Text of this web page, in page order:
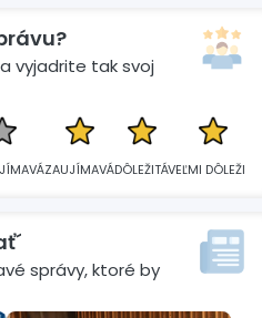
vyjadrite tak svoj
ZAUJÍMAVÁDÔLEŽITÁVEĽMI DÔLEŽITÁ
správy, ktoré by